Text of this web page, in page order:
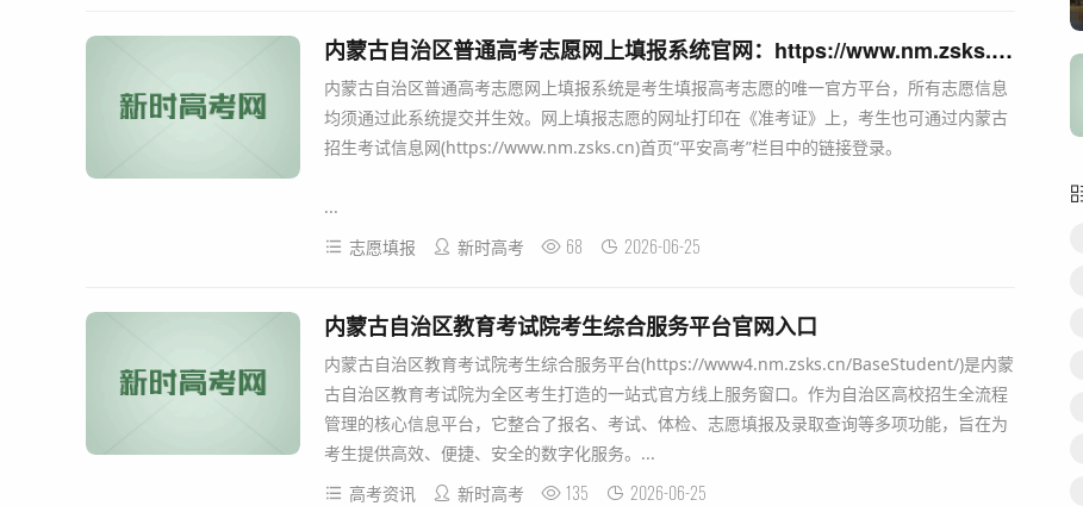
内蒙古自治区普通高考志愿网上填报系统官网：https://www.nm.zsks.cn
内蒙古自治区普通高考志愿网上填报系统是考生填报高考志愿的唯一官方平台，所有志愿信息
均须通过此系统提交并生效。网上填报志愿的网址打印在《准考证》上，考生也可通过内蒙古
招生考试信息网(https://www.nm.zsks.cn)首页“平安高考”栏目中的链接登录。
...
志愿填报
新时高考 68 2026-06-25
内蒙古自治区教育考试院考生综合服务平台官网入口
内蒙古自治区教育考试院考生综合服务平台(https://www4.nm.zsks.cn/BaseStudent/)是内蒙
古自治区教育考试院为全区考生打造的一站式官方线上服务窗口。作为自治区高校招生全流程
管理的核心信息平台，它整合了报名、考试、体检、志愿填报及录取查询等多项功能，旨在为
考生提供高效、便捷、安全的数字化服务。...
高考资讯
新时高考 135 2026-06-25